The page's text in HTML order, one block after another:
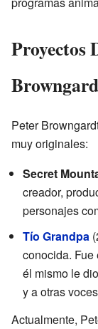
Proyectos
Peter
muy originales:
Secret
creador,
personajes
Tío Grandpa
conocida. Fue
él mismo le
y a otras
Actualmente,